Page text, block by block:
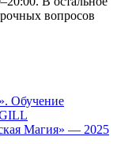
вопросов
Обучение
Магия» — 2025